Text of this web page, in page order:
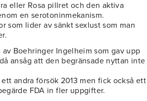
eller Rosa pillret och den aktiva
en serotoninmekanism.
som lider av sänkt sexlust som man
Boehringer Ingelheim som gav upp
ansåg att den begränsade nyttan inte
andra försök 2013 men fick också ett
FDA in fler uppgifter.